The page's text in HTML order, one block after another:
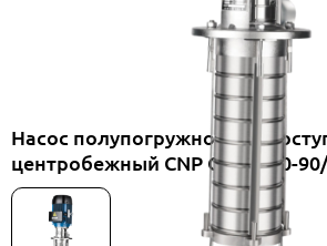
Насос полупогружной
центробежный CNP CDLKF20-90/